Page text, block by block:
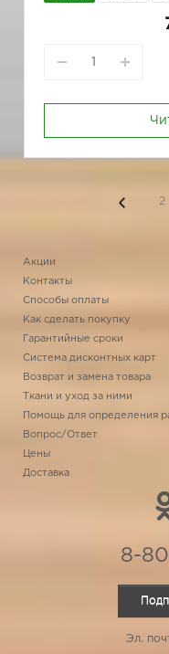
2
Акции
Контакты
Способы оплаты
Как сделать покупку
Гарантийные сроки
Система дисконтных карт
Возврат и замена товара
Ткани и уход за ними
Помощь для определения
Вопрос/Ответ
Цены
Доставка
8-
Эл.